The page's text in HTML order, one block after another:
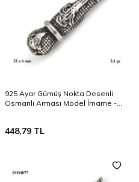
925 Ayar Gümüş Nokta Desenli
Osmanlı Arması Model İmame -
448,79 TL